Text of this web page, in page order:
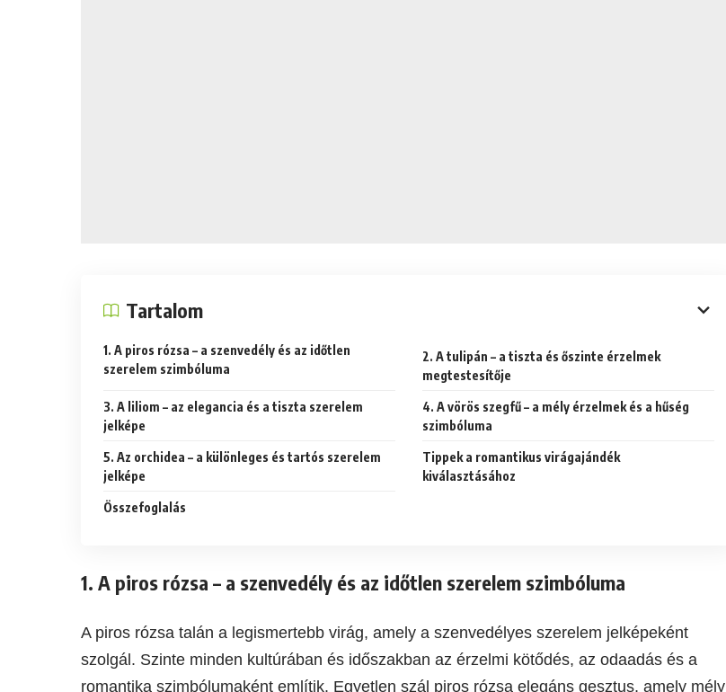
Tartalom
1. A piros rózsa – a szenvedély és az időtlen
szerelem szimbóluma
2. A tulipán – a tiszta és őszinte érzelmek
megtestesítője
3. A liliom – az elegancia és a tiszta szerelem
jelképe
4. A vörös szegfű – a mély érzelmek és a hűség
szimbóluma
5. Az orchidea – a különleges és tartós szerelem
jelképe
Tippek a romantikus virágajándék
kiválasztásához
Összefoglalás
1. A piros rózsa – a szenvedély és az időtlen szerelem szimbóluma
A piros rózsa talán a legismertebb virág, amely a szenvedélyes szerelem jelképeként
szolgál. Szinte minden kultúrában és időszakban az érzelmi kötődés, az odaadás és a
romantika szimbólumaként említik. Egyetlen szál piros rózsa elegáns gesztus, amely mély